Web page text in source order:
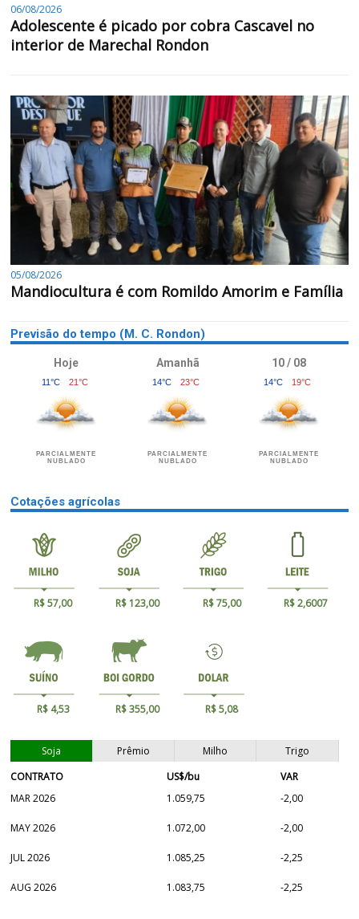
06/08/2026
Adolescente é picado por cobra Cascavel no
interior de Marechal Rondon
05/08/2026
Mandiocultura é com Romildo Amorim e Família
Previsão do tempo (M. C. Rondon)
Hoje
11°C 21°C
PARCIALMENTE
NUBLADO
Amanhã
14°C 23°C
PARCIALMENTE
NUBLADO
10 / 08
14°C 19°C
PARCIALMENTE
NUBLADO
Cotações agrícolas
R$ 57,00 R$ 123,00 R$ 75,00 R$ 2,6007
R$ 4,53 R$ 355,00 R$ 5,08
Soja Prêmio Milho
Trigo
CONTRATO
US$/bu
VAR
MAR 2026
1.059,75 -2,00
MAY 2026 1.072,00 -2,00
JUL 2026 1.085,25 -2,25
AUG 2026 1.083,75 -2,25